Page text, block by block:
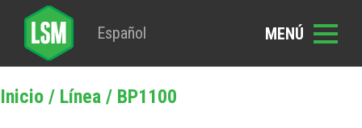
Español
Inicio / Línea / BP1100